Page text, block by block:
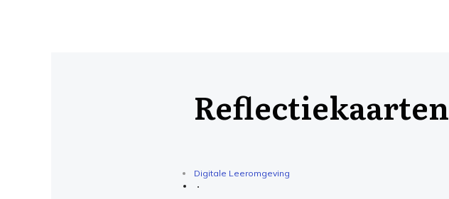
Reflectiekaarten
Digitale Leeromgeving